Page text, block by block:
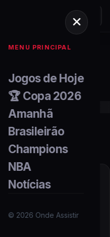
MENU PRINCIPAL
Jogos de Hoje
🏆 Copa 2026
Amanhã
Brasileirão
Champions
NBA
Notícias
© 2026 Onde Assistir